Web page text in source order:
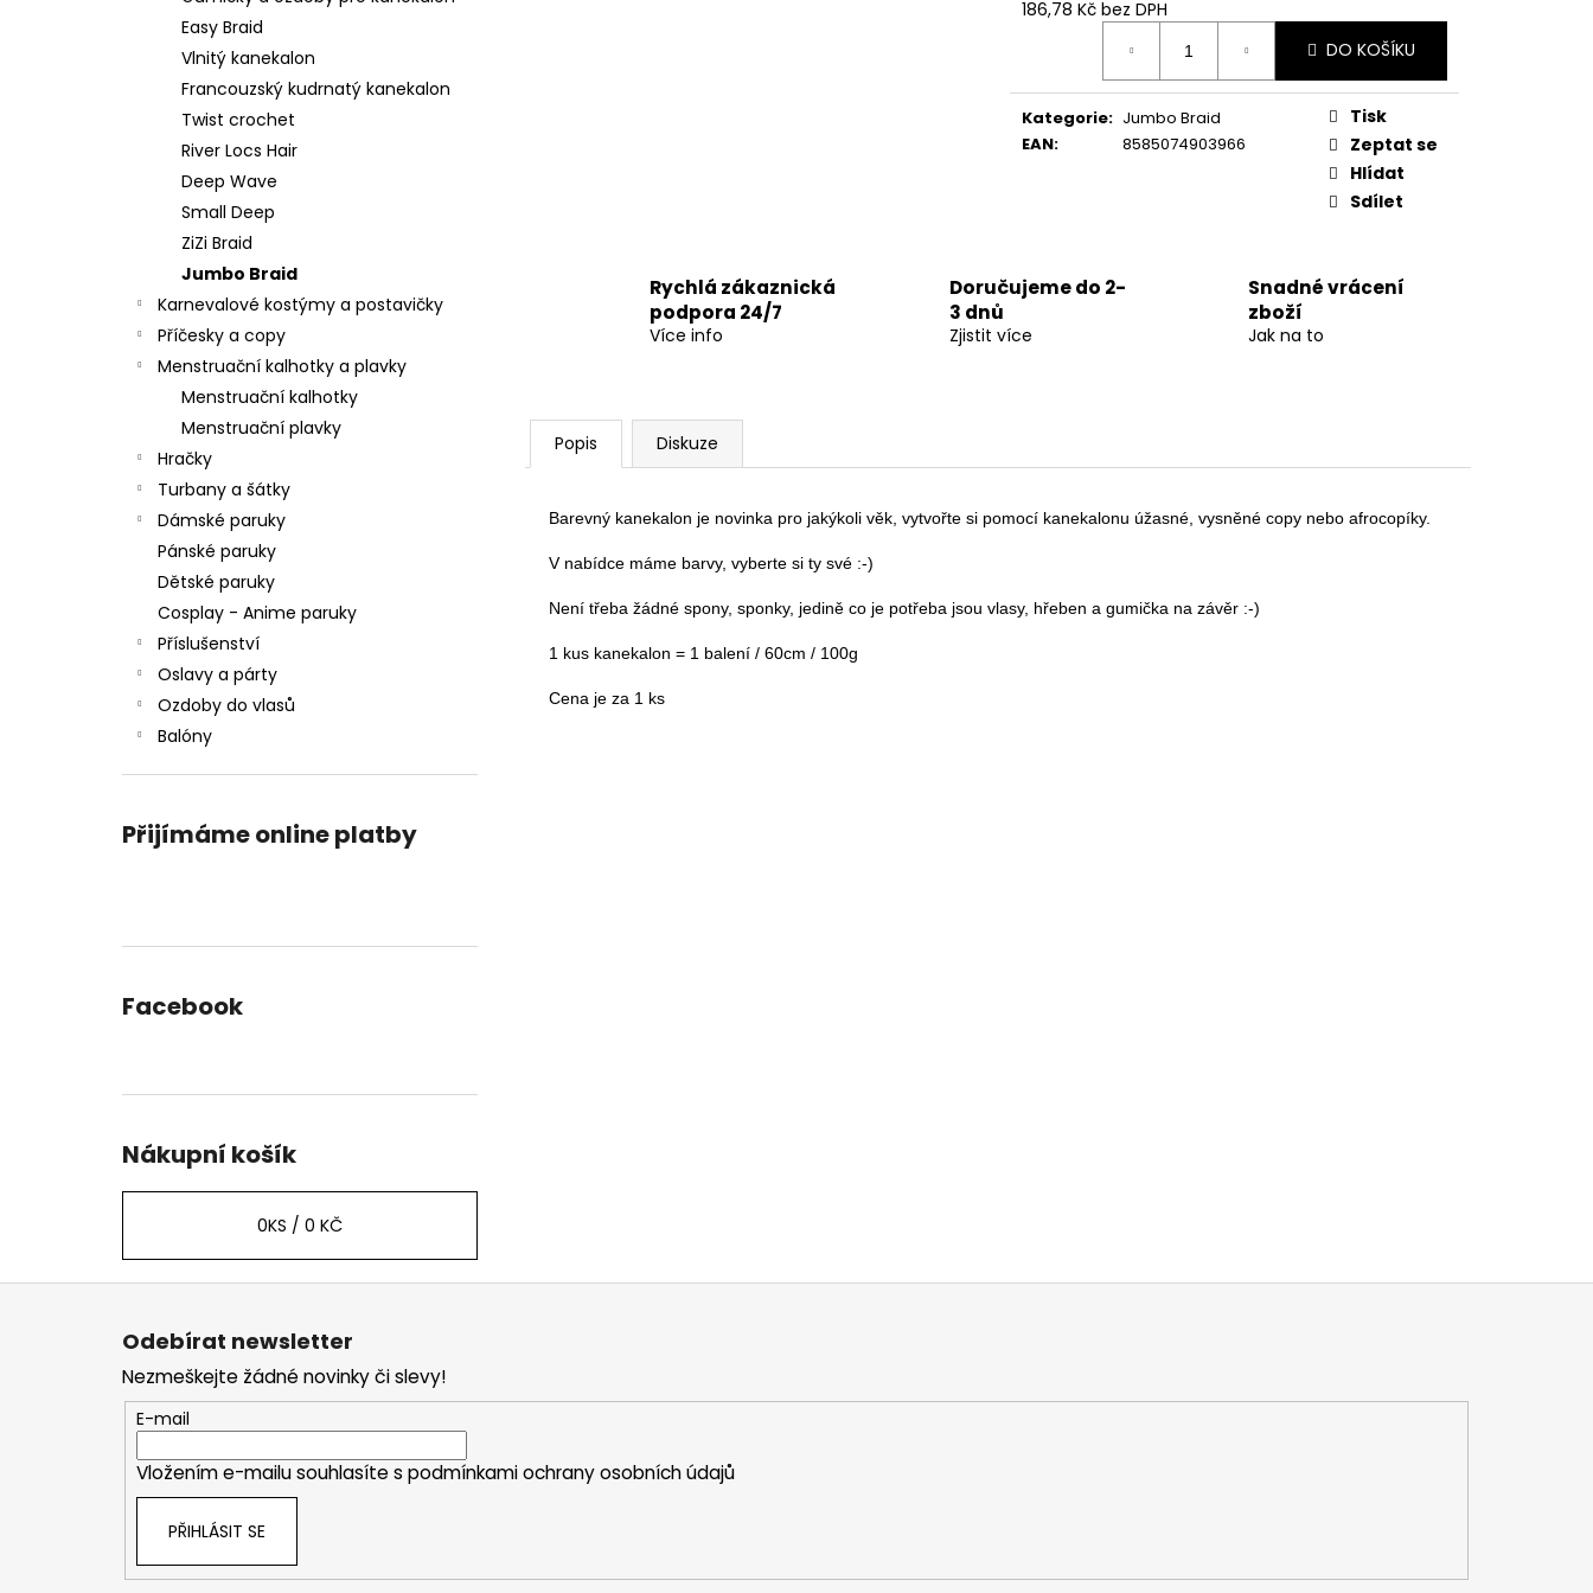
Easy Braid
Vlnitý kanekalon
Francouzský kudrnatý kanekalon
Twist crochet
River Locs Hair
Deep Wave
Small Deep
ZiZi Braid
Jumbo Braid
Karnevalové kostýmy a postavičky
Příčesky a copy
Menstruační kalhotky a plavky
Menstruační kalhotky
Menstruační plavky
Hračky
Turbany a šátky
Dámské paruky
Pánské paruky
Dětské paruky
Cosplay - Anime paruky
Příslušenství
Oslavy a párty
Ozdoby do vlasů
Balóny
Přijímáme online platby
Facebook
Nákupní košík
0KS / 0 KČ
186,78 Kč bez DPH
DO KOŠÍKU
Kategorie: Jumbo Braid
EAN: 8585074903966
Tisk
Zeptat se
Hlídat
Sdílet
Rychlá zákaznická
podpora 24/7
Více info
Doručujeme do 2-
3 dnů
Zjistit více
Snadné vrácení
zboží
Jak na to
Popis Diskuze
Barevný kanekalon je novinka pro jakýkoli věk, vytvořte si pomocí kanekalonu úžasné, vysněné copy nebo afrocopíky.
V nabídce máme barvy, vyberte si ty své :-)
Není třeba žádné spony, sponky, jedině co je potřeba jsou vlasy, hřeben a gumička na závěr :-)
1 kus kanekalon = 1 balení / 60cm / 100g
Cena je za 1 ks
Odebírat newsletter
Nezmeškejte žádné novinky či slevy!
E-mail
Vložením e-mailu souhlasíte s podmínkami ochrany osobních údajů
PŘIHLÁSIT SE